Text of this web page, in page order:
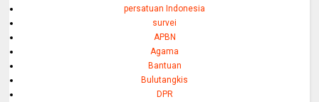
persatuan Indonesia
survei
APBN
Agama
Bantuan
Bulutangkis
DPR